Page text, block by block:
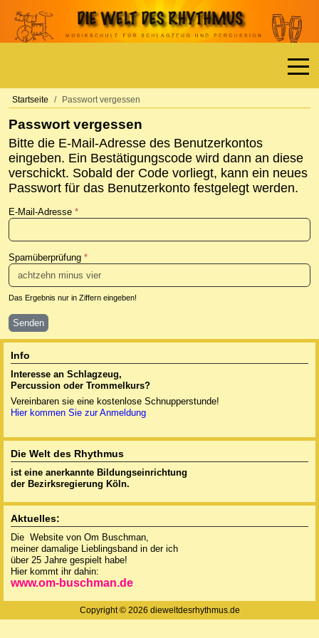
Off-
Info
Interesse an Schlagzeug,
Percussion oder Trommelkurs?
Vereinbaren sie eine kostenlose Schnupperstunde!
Hier kommen Sie zur Anmeldung
Die Welt des Rhythmus
ist eine anerkannte Bildungseinrichtung
der Bezirksregierung Köln.
Aktuelles:
Die Website von Om Buschman,
meiner damalige Lieblingsband in der ich
über 25 Jahre gespielt habe!
Hier kommt ihr dahin:
www.om-buschman.de
Startseite Passwort vergessen
Passwort vergessen
Bitte die E-Mail-Adresse des Benutzerkontos
eingeben. Ein Bestätigungscode wird dann an diese
verschickt. Sobald der Code vorliegt, kann ein neues
Passwort für das Benutzerkonto festgelegt werden.
E-Mail-Adresse *
Spamüberprüfung *
Das Ergebnis nur in Ziffern eingeben!
Senden
Copyright © 2026 dieweltdesrhythmus.de